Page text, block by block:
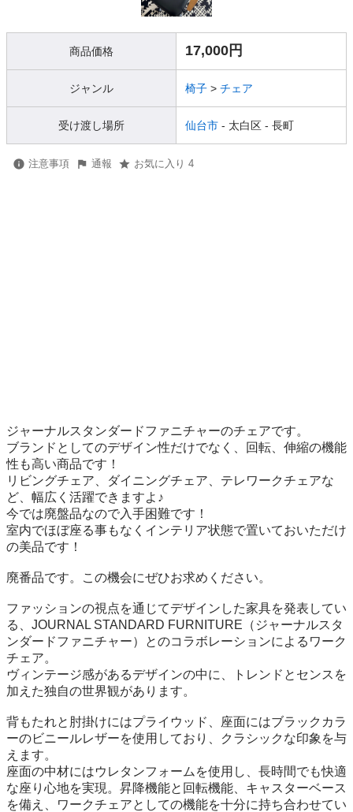
商品価格 17,000円
ジャンル 椅子 > チェア
受け渡し場所 仙台市 - 太白区 - 長町
注意事項 通報 お気に入り 4
ジャーナルスタンダードファニチャーのチェアです。
ブランドとしてのデザイン性だけでなく、回転、伸縮の機能
性も高い商品です！
リビングチェア、ダイニングチェア、テレワークチェアな
ど、幅広く活躍できますよ♪
今では廃盤品なので入手困難です！
室内でほぼ座る事もなくインテリア状態で置いておいただけ
の美品です！
廃番品です。この機会にぜひお求めください。
ファッションの視点を通じてデザインした家具を発表してい
る、JOURNAL STANDARD FURNITURE（ジャーナルスタ
ンダードファニチャー）とのコラボレーションによるワーク
チェア。
ヴィンテージ感があるデザインの中に、トレンドとセンスを
加えた独自の世界観があります。
背もたれと肘掛けにはプライウッド、座面にはブラックカラ
ーのビニールレザーを使用しており、クラシックな印象を与
えます。
座面の中材にはウレタンフォームを使用し、長時間でも快適
な座り心地を実現。昇降機能と回転機能、キャスターベース
を備え、ワークチェアとしての機能を十分に持ち合わせてい